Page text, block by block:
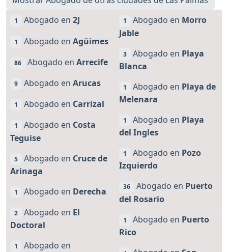
1 Abogado en 2J
1 Abogado en Agüimes
86 Abogado en Arrecife
9 Abogado en Arucas
1 Abogado en Carrizal
1 Abogado en Costa
Teguise
5 Abogado en Cruce de
Arinaga
1 Abogado en Derecha
2 Abogado en El
Doctoral
1
Abogado en
1 Abogado en Morro
Jable
3 Abogado en Playa
Blanca
1 Abogado en Playa de
Melenara
1 Abogado en Playa
del Ingles
1 Abogado en Pozo
Izquierdo
36 Abogado en Puerto
del Rosario
1 Abogado en Puerto
Rico